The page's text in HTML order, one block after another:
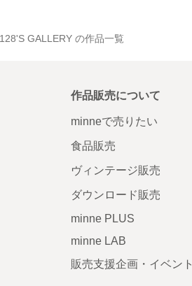
GALLERY の作品一覧
作品販売について
minneで売りたい
食品販売
ヴィンテージ販売
ダウンロード販売
minne PLUS
minne LAB
販売支援企画・イベント